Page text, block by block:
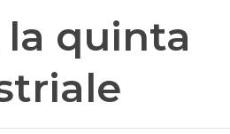
la quinta